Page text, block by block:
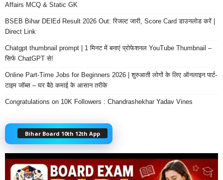
Affairs MCQ & Static GK
BSEB Bihar DElEd Result 2026 Out: रिजल्ट जारी, Score Card डाउनलोड करें |
Direct Link
Chatgpt thumbnail prompt | 1 मिनट में बनाएं प्रोफेशनल YouTube Thumbnail –
सिर्फ ChatGPT से!
Online Part-Time Jobs for Beginners 2026 | शुरुआती लोगों के लिए ऑनलाइन पार्ट-
टाइम जॉब्स – घर बैठे कमाई के आसान तरीके
Congratulations on 10K Followers : Chandrashekhar Yadav Vines
Bihar Board 10th 12th App